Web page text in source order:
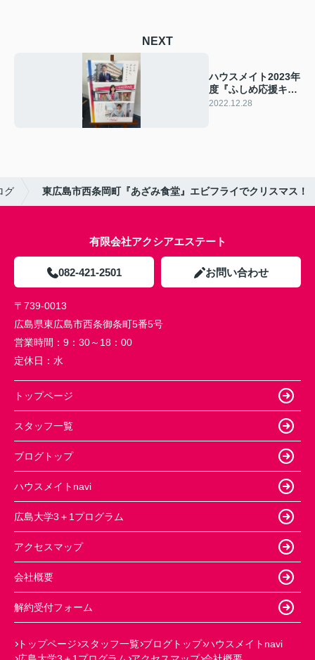
NEXT
ハウスメイト2023年
度『ふしめ応援キャ
ンペーン』
2022.12.28
グ 東広島市西条岡町『あざみ食堂』エビフライでクリスマス！
有限会社アクシアエステート
082-421-2501 お問い合わせ
〒739-0013
広島県東広島市西条御条町5番5号
営業時間： 9：30～18：00
定休日： 水
トップページ
スタッフ一覧
ブログトップ
ハウスメイトnavi
広島大学3＋1プログラム
アクセスマップ
会社概要
解約受付フォーム
トップページ スタッフ一覧 ブログトップ ハウスメイトnavi